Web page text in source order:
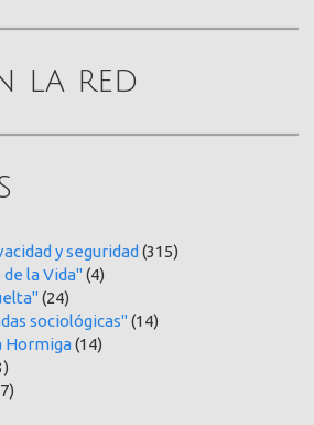
la red
y seguridad (315)
la Vida"(4)
(24)
sociológicas"(14)
Hormiga(14)